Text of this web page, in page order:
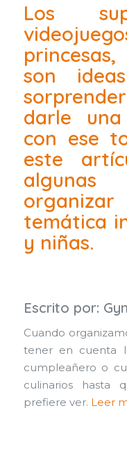
Los
son
darle una
con ese
este
temática
y niñas.
Escrito por:
Cuando
tener en cuenta
cumpleañero o
culinarios hasta
prefiere ver. Leer